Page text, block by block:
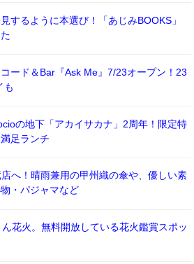
するように本選び！「あじみBOOKS」
ード＆Bar『Ask Me』7/23オープン！23
も
の地下「アカイサカナ」2周年！限定特
足ランチ
へ！晴雨兼用の甲州織の傘や、優しい素
・パジャマなど
花火。無料開放している花火鑑賞スポッ